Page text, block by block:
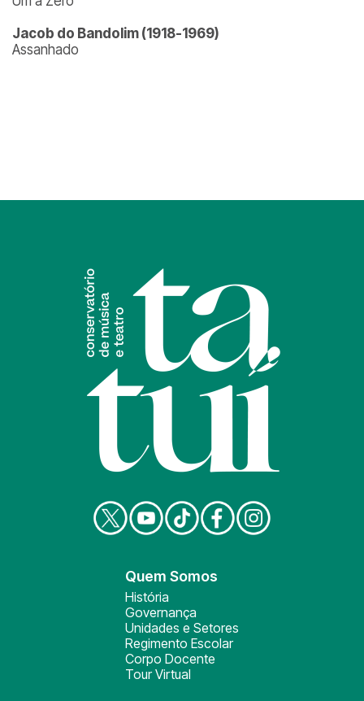
Jacob do Bandolim (1918-1969)
Assanhado
Quem Somos
História
Governança
Unidades e Setores
Regimento Escolar
Corpo Docente
Tour Virtual